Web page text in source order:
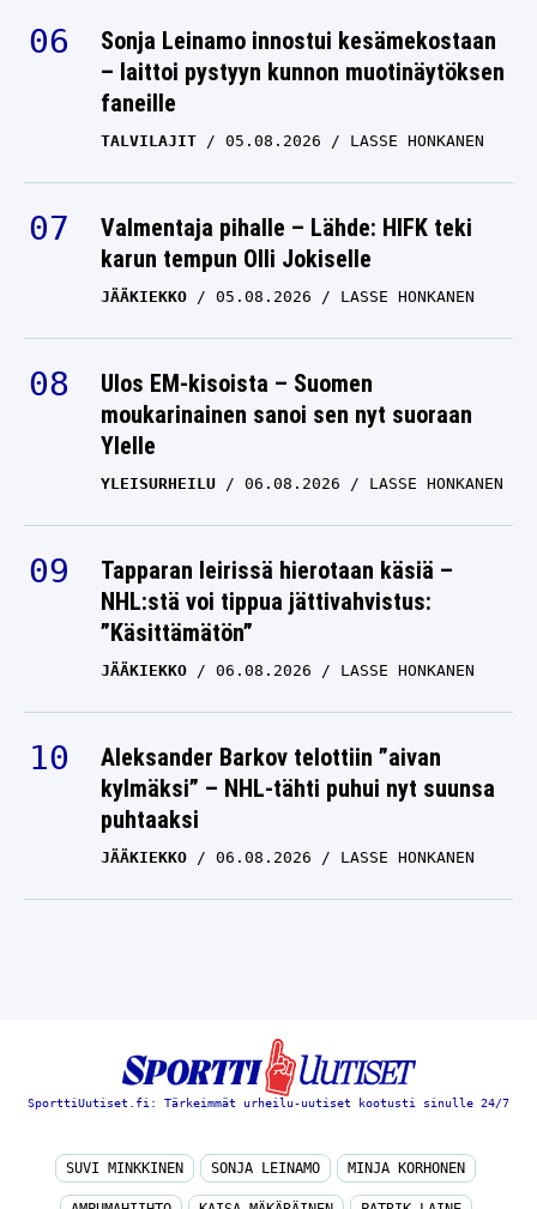
Sonja Leinamo innostui kesämekostaan
– laittoi pystyyn kunnon muotinäytöksen
faneille
TALVILAJIT 05.08.2026 LASSE HONKANEN
Valmentaja pihalle – Lähde: HIFK teki
karun tempun Olli Jokiselle
JÄÄKIEKKO 05.08.2026 LASSE HONKANEN
Ulos EM-kisoista – Suomen
moukarinainen sanoi sen nyt suoraan
Ylelle
YLEISURHEILU 06.08.2026 LASSE HONKANEN
Tapparan leirissä hierotaan käsiä –
NHL:stä voi tippua jättivahvistus:
”Käsittämätön”
JÄÄKIEKKO 06.08.2026 LASSE HONKANEN
Aleksander Barkov telottiin ”aivan
kylmäksi” – NHL-tähti puhui nyt suunsa
puhtaaksi
JÄÄKIEKKO 06.08.2026 LASSE HONKANEN
SporttiUutiset.fi: Tärkeimmät urheilu-uutiset kootusti sinulle 24/7
SUVI MINKKINEN SONJA LEINAMO MINJA KORHONEN